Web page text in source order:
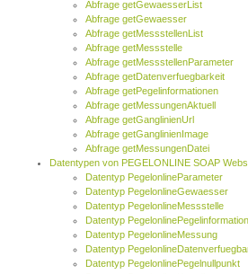
Abfrage getGewaesserList
Abfrage getGewaesser
Abfrage getMessstellenList
Abfrage getMessstelle
Abfrage getMessstellenParameter
Abfrage getDatenverfuegbarkeit
Abfrage getPegelinformationen
Abfrage getMessungenAktuell
Abfrage getGanglinienUrl
Abfrage getGanglinienImage
Abfrage getMessungenDatei
Datentypen von PEGELONLINE SOAP
Datentyp PegelonlineParameter
Datentyp PegelonlineGewaesser
Datentyp PegelonlineMessstelle
Datentyp PegelonlinePegelinformation
Datentyp PegelonlineMessung
Datentyp
Datentyp PegelonlinePegelnullpunkt